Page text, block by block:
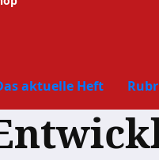
aktuelle Heft